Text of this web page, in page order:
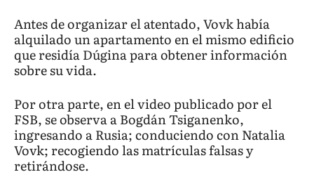
Antes de organizar el atentado, Vovk había
alquilado un apartamento en el mismo edificio
que residía Dúgina para obtener información
sobre su vida.
Por otra parte, en el video publicado por el
FSB, se observa a Bogdán Tsiganenko,
ingresando a Rusia; conduciendo con Natalia
Vovk; recogiendo las matrículas falsas y
retirándose.